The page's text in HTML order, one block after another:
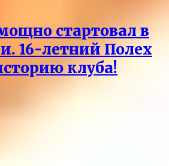
стартовал в
16-летний Полех
клуба!